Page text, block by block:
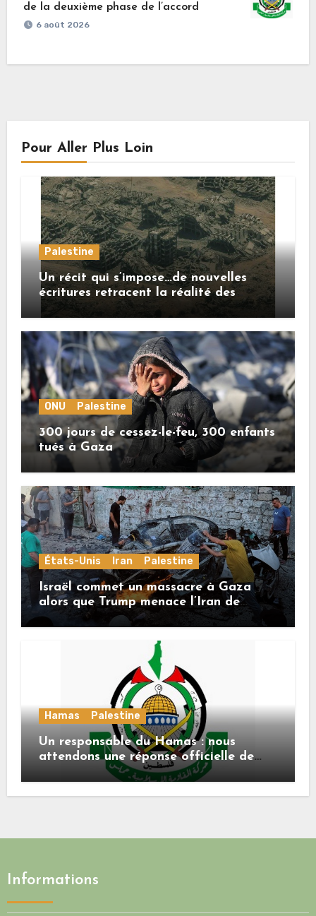
de la deuxième phase de l’accord
6 août 2026
Pour Aller Plus Loin
Palestine
Un récit qui s’impose…de nouvelles
écritures retracent la réalité des
crimes sionistes à Gaza
ONU Palestine
300 jours de cessez-le-feu, 300 enfants
tués à Gaza
États-Unis Iran Palestine
Israël commet un massacre à Gaza
alors que Trump menace l’Iran de
«décapitation»
Hamas Palestine
Un responsable du Hamas : nous
attendons une réponse officielle de
Mladenov concernant la feuille de
Informations